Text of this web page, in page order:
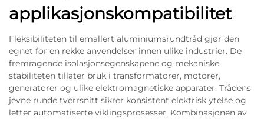
applikasjonskompatibilitet
Fleksibiliteten til emallert aluminiumsrundtråd gjør den
egnet for en rekke anvendelser innen ulike industrier. De
fremragende isolasjonsegenskapene og mekaniske
stabiliteten tillater bruk i transformatorer, motorer,
generatorer og ulike elektromagnetiske apparater. Trådens
jevne runde tverrsnitt sikrer konsistent elektrisk ytelse og
letter automatiserte viklingsprosesser. Kombinasjonen av